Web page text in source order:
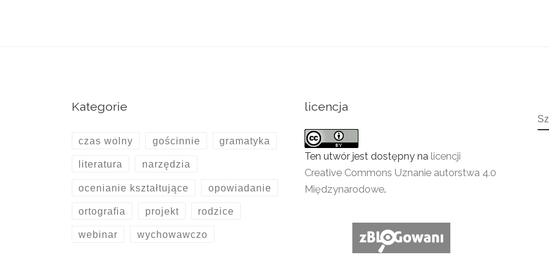
Kategorie
czas wolny gościnnie gramatyka
literatura narzędzia
ocenianie kształtujące opowiadanie
ortografia projekt rodzice
webinar wychowawczo
licencja
Ten utwór jest dostępny na licencji
Creative Commons Uznanie autorstwa 4.0
Międzynarodowe.